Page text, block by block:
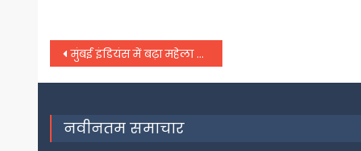
Post
navigation
मुंबई इंडियंस में बढ़ा महेला जयवर्धने का कद, जहीर खान के साथ मिली नई जिम्मेदारी
नवीनतम समाचार